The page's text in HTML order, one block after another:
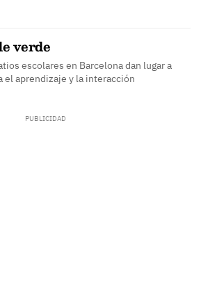
verde
escolares en Barcelona dan lugar a
el aprendizaje y la interacción